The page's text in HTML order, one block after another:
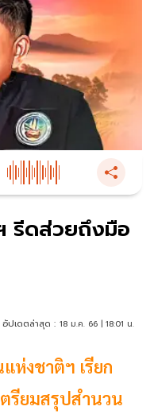
รีดส่วยถึงมือ
อัปเดตล่าสุด : 18 ม.ค. 66 | 18:01 น.
ห่งชาติฯ เรียก
รียมสรุปสำนวน